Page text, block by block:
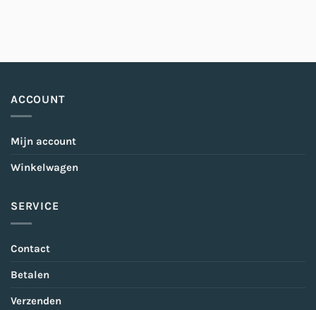
ACCOUNT
Mijn account
Winkelwagen
SERVICE
Contact
Betalen
Verzenden